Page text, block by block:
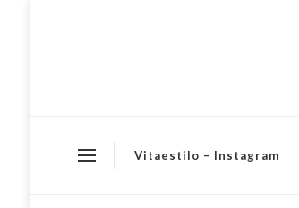
Vitaestilo – Instagram